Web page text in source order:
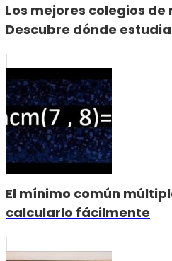
Los mejores colegios
Descubre dónde
El mínimo común
calcularlo fácilmente